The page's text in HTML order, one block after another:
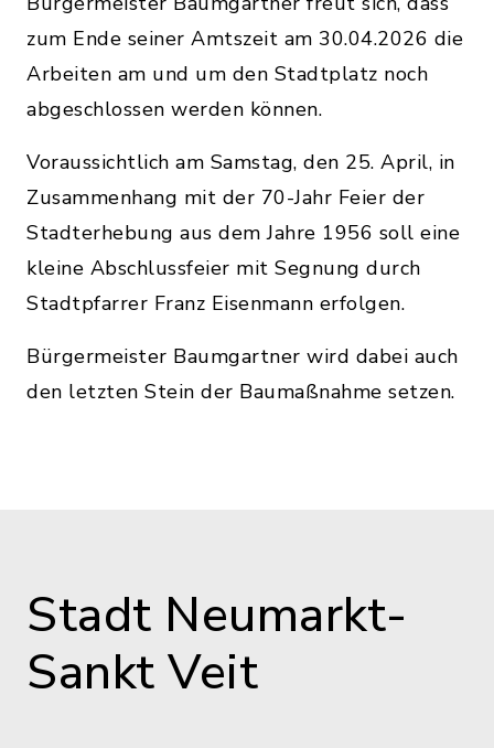
zum Ende seiner Amtszeit am 30.04.2026 die
Arbeiten am und um den Stadtplatz noch
abgeschlossen werden können.
Voraussichtlich am Samstag, den 25. April, in
Zusammenhang mit der 70-Jahr Feier der
Stadterhebung aus dem Jahre 1956 soll eine
kleine Abschlussfeier mit Segnung durch
Stadtpfarrer Franz Eisenmann erfolgen.
Bürgermeister Baumgartner wird dabei auch
den letzten Stein der Baumaßnahme setzen.
Stadt Neumarkt-
Sankt Veit